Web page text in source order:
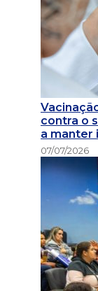
contra o
a manter
07/07/2026